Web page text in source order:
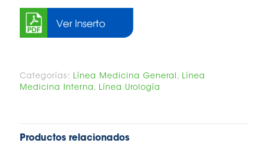
Categorías: Línea Medicina General ,
Línea
Medicina Interna , Línea Urología
Productos relacionados